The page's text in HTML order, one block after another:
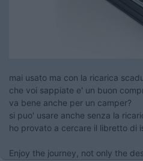
mai usato ma con la ricarica
che voi sappiate e' un buon
va bene anche per un camper?
si puo' usare anche senza la
ho provato a cercare il libretto di
Enjoy the journey, not only the